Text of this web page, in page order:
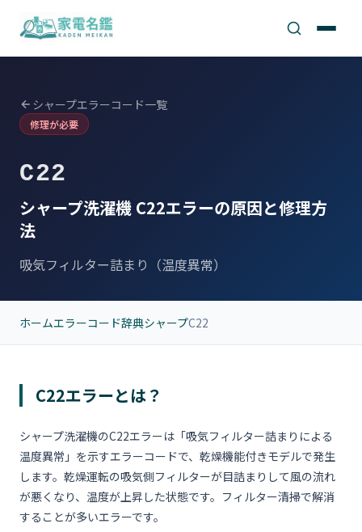
シャープエラーコード一覧
修理が必要
C22
シャープ洗濯機 C22エラーの原因と修理方
法
吸気フィルター詰まり（温度異常）
ホームエラーコード辞典シャープC22
C22エラーとは？
シャープ洗濯機のC22エラーは「吸気フィルター詰まりによる
温度異常」を示すエラーコードで、乾燥機能付きモデルで発生
します。乾燥運転の吸気側フィルターが目詰まりして風の流れ
が悪くなり、温度が上昇した状態です。フィルター清掃で解消
することが多いエラーです。